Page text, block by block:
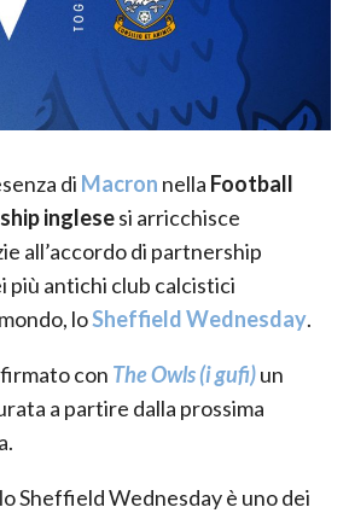
di Macron nella Football
inglesesi arricchisce
all’accordo di partnership
più antichi club calcistici
loSheffield Wednesday.
con The Owls (i gufi)un
a partire dalla prossima
Sheffield Wednesday è uno dei